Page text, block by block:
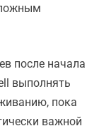
после начала
выполнять
пока
важной